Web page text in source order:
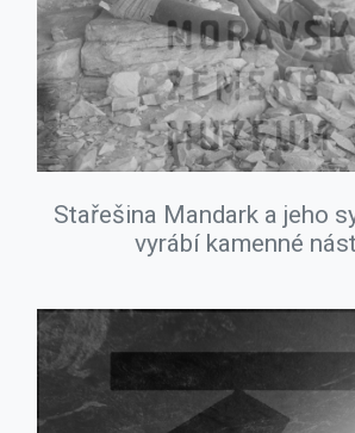
Stařešina Mandark a jeho
vyrábí kamenné